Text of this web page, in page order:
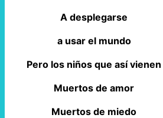
A desplegarse
a usar el mundo
Pero los niños que así vienen
Muertos de amor
Muertos de miedo